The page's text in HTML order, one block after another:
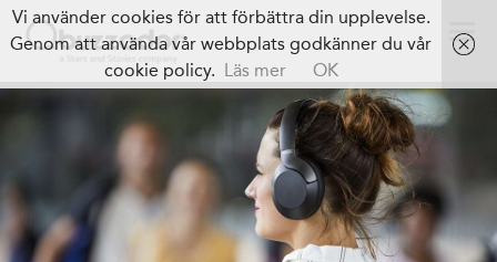
Vi använder cookies för att förbättra din upplevelse.
Genom att använda vår webbplats godkänner du vår
cookie policy. Läs mer OK